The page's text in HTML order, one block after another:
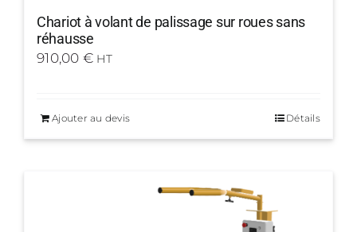
Chariot à volant de palissage sur roues sans
réhausse
910,00 € HT
Ajouter au devis Détails